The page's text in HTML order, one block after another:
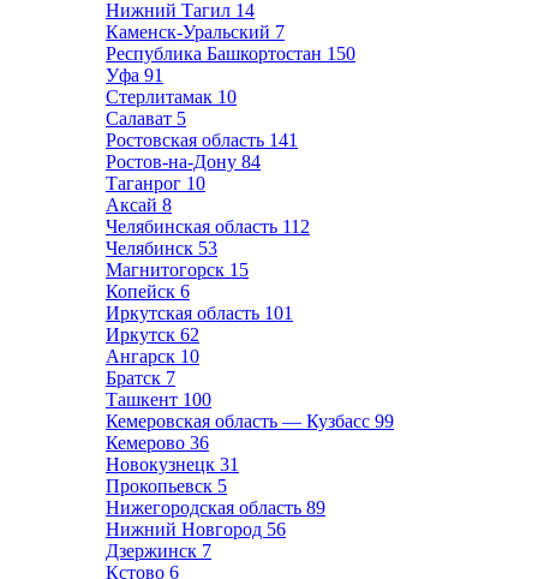
Нижний Тагил 14
Каменск-Уральский 7
Республика Башкортостан 150
Уфа 91
Стерлитамак 10
Салават 5
Ростовская область 141
Ростов-на-Дону 84
Таганрог 10
Аксай 8
Челябинская область 112
Челябинск 53
Магнитогорск 15
Копейск 6
Иркутская область 101
Иркутск 62
Ангарск 10
Братск 7
Ташкент 100
Кемеровская область — Кузбасс 99
Кемерово 36
Новокузнецк 31
Прокопьевск 5
Нижегородская область 89
Нижний Новгород 56
Дзержинск 7
Кстово 6